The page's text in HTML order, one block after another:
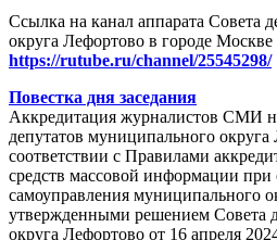
Ссылка на канал аппарата Совета
округа Лефортово в городе Москве
https://rutube.ru/channel/25545298/
Повестка дня заседания
Аккредитация журналистов СМИ
депутатов муниципального
соответствии с Правилами
средств массовой информации при
самоуправления муниципального
утвержденными решением Совета
округа Лефортово от 16 апреля